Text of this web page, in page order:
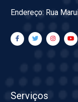
Endereço: Rua
Serviços